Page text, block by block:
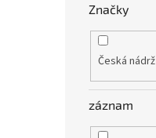
Značky
Česká nádrž
záznam